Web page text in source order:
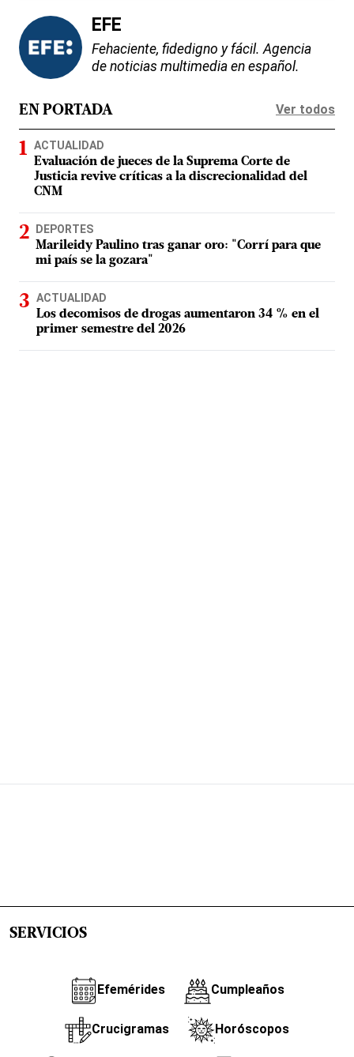
EFE
Fehaciente, fidedigno y fácil. Agencia
de noticias multimedia en español.
EN PORTADA Ver todos
ACTUALIDAD
Evaluación de jueces de la Suprema Corte de
Justicia revive críticas a la discrecionalidad del
CNM
DEPORTES
Marileidy Paulino tras ganar oro: "Corrí para que
mi país se la gozara"
ACTUALIDAD
Los decomisos de drogas aumentaron 34 % en el
primer semestre del 2026
SERVICIOS
Efemérides Cumpleaños
Crucigramas Horóscopos